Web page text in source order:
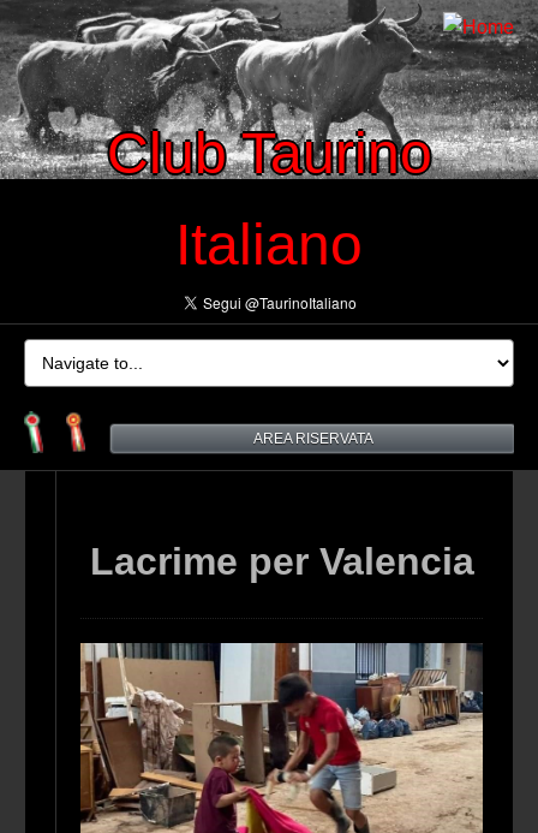
Club Taurino
Italiano
AREA RISERVATA
Lacrime per Valencia